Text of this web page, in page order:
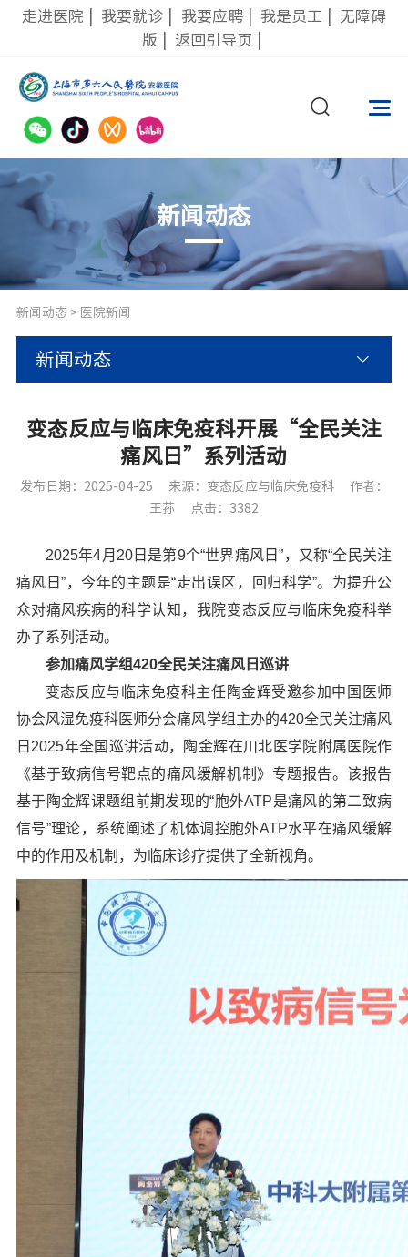
走进医院 我要就诊 我要应聘 我是员工
无障碍
版
返回引导页
新闻动态
新闻动态> 医院新闻
新闻动态
变态反应与临床免疫科开展“全民关注
痛风日”系列活动
发布日期：2025-04-25 来源：变态反应与临床免疫科
作者：
王荪
点击：3382
2025年4月20日是第9个“世界痛风日”，又称“全民关注
痛风日”，今年的主题是“走出误区，回归科学”。为提升公
众对痛风疾病的科学认知，我院变态反应与临床免疫科举
办了系列活动。
参加痛风学组420全民关注痛风日巡讲
变态反应与临床免疫科主任陶金辉受邀参加中国医师
协会风湿免疫科医师分会痛风学组主办的420全民关注痛风
日2025年全国巡讲活动，陶金辉在川北医学院附属医院作
《基于致病信号靶点的痛风缓解机制》专题报告。该报告
基于陶金辉课题组前期发现的“胞外ATP是痛风的第二致病
信号”理论，系统阐述了机体调控胞外ATP水平在痛风缓解
中的作用及机制，为临床诊疗提供了全新视角。